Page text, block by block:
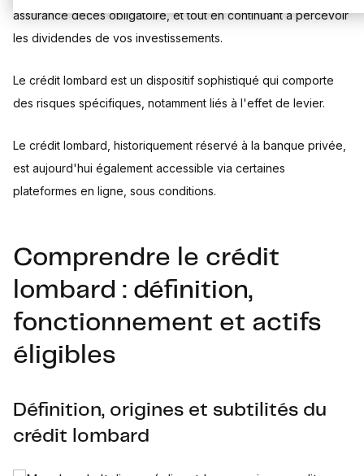
Monter votre dossier
Taux d’intérêt, frais et modalités de remboursement
Le risque d’appel de marge avec un crédit lombard :
crédit lombard
Aspects juridiques clés du crédit lombard : clause de
assurance décès obligatoire, et tout en continuant à percevoir
les dividendes de vos investissements.
Le crédit lombard est un dispositif sophistiqué qui comporte
des risques spécifiques, notamment liés à l'effet de levier.
Le crédit lombard, historiquement réservé à la banque privée,
est aujourd'hui également accessible via certaines
plateformes en ligne, sous conditions.
Comprendre le crédit
lombard : définition,
fonctionnement et actifs
éligibles
Définition, origines et subtilités du
crédit lombard